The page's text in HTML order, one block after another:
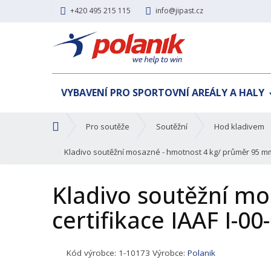
+420 495 215 115 info@jipast.cz
VYBAVENÍ PRO SPORTOVNÍ AREÁLY A HALY
í
s
t
r
Pro soutěže Soutěžní Hod kladivem
Kladivo soutěžní mosazné - hmotnost 4 kg/ průměr 95
Kladivo soutěžní
certifikace IAAF I-
K
Kód výrobce: 1-10173 Výrobce:Polanik